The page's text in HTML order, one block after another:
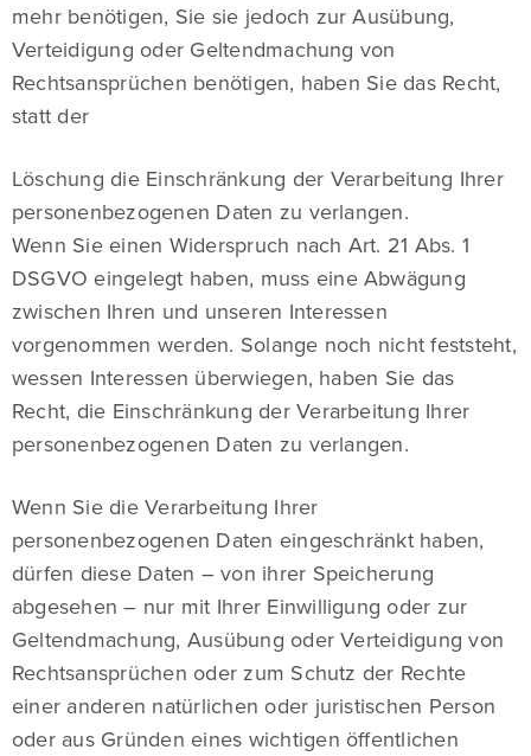
mehr benötigen, Sie sie jedoch zur Ausübung,
Verteidigung oder Geltendmachung von
Rechtsansprüchen benötigen, haben Sie das Recht,
statt der
Löschung die Einschränkung der Verarbeitung Ihrer
personenbezogenen Daten zu verlangen.
Wenn Sie einen Widerspruch nach Art. 21 Abs. 1
DSGVO eingelegt haben, muss eine Abwägung
zwischen Ihren und unseren Interessen
vorgenommen werden. Solange noch nicht feststeht,
wessen Interessen überwiegen, haben Sie das
Recht, die Einschränkung der Verarbeitung Ihrer
personenbezogenen Daten zu verlangen.
Wenn Sie die Verarbeitung Ihrer
personenbezogenen Daten eingeschränkt haben,
dürfen diese Daten – von ihrer Speicherung
abgesehen – nur mit Ihrer Einwilligung oder zur
Geltendmachung, Ausübung oder Verteidigung von
Rechtsansprüchen oder zum Schutz der Rechte
einer anderen natürlichen oder juristischen Person
oder aus Gründen eines wichtigen öffentlichen